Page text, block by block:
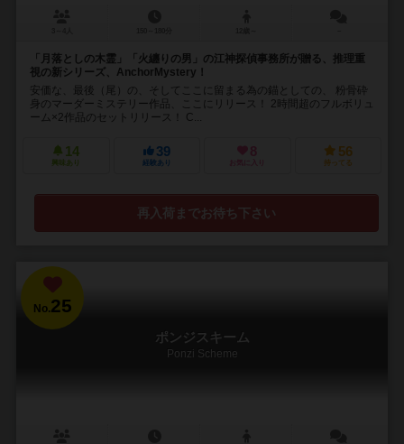
「月落としの木霊」「火纏りの男」の江神探偵事務所が贈る、推理重
視の新シリーズ、AnchorMystery！
安価な、最後（尾）の、そしてここに留まる為の錨としての、 粉骨砕
身のマーダーミステリー作品、ここにリリース！ 2時間超のフルボリュ
ーム×2作品のセットリリース！ C...
14
興味あり
39
経験あり
8
お気に入り
56
持ってる
再入荷までお待ち下さい
No.25
ポンジスキーム
Ponzi Scheme